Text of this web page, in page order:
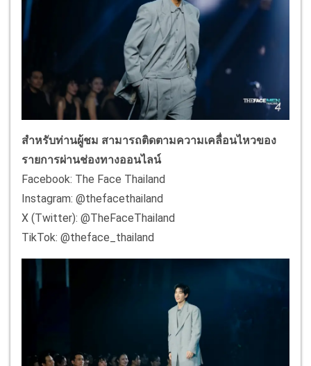
สำหรับท่านผู้ชม สามารถติดตามความเคลื่อนไหวของ
รายการผ่านช่องทางออนไลน์
Facebook: The Face Thailand
Instagram: @thefacethailand
X (Twitter): @TheFaceThailand
TikTok: @theface_thailand